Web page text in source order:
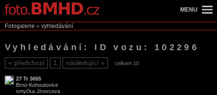
Fotogalerie » vyhledávání
Vyhledávání: ID vozu: 102296
předchozí 1 následující celkem 10
27 Tr 3655
Brno-Kohoutovice
smyčka Jírovcova
MENU